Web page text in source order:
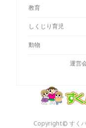
教育
しくじり育児
動物
運営
Copyright© すく